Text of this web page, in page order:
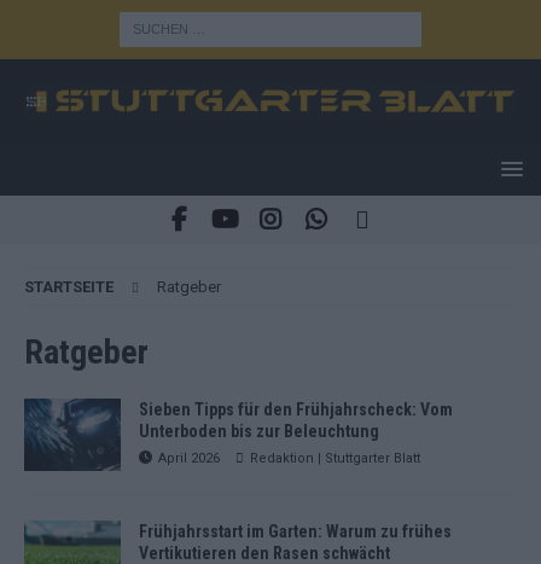
STARTSEITE Ratgeber
Ratgeber
Sieben Tipps für den Frühjahrscheck: Vom
Unterboden bis zur Beleuchtung
April 2026 Redaktion | Stuttgarter Blatt
Frühjahrsstart im Garten: Warum zu frühes
Vertikutieren den Rasen schwächt